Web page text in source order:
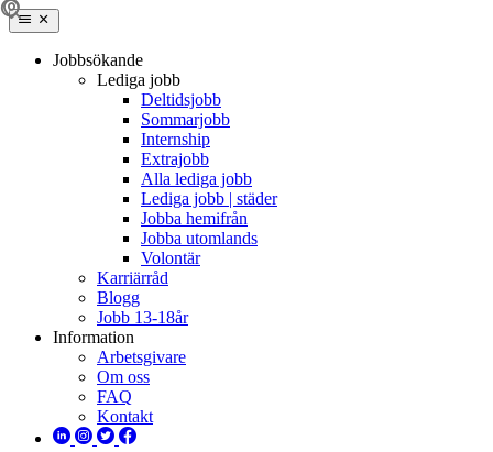
Jobbsökande
Lediga jobb
Deltidsjobb
Sommarjobb
Internship
Extrajobb
Alla lediga jobb
Lediga jobb | städer
Jobba hemifrån
Jobba utomlands
Volontär
Karriärråd
Blogg
Jobb 13-18år
Information
Arbetsgivare
Om oss
FAQ
Kontakt